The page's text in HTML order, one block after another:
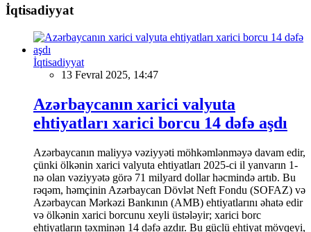
İqtisadiyyat
İqtisadiyyat
13 Fevral 2025, 14:47
Azərbaycanın xarici valyuta
ehtiyatları xarici borcu 14 dəfə aşdı
Azərbaycanın maliyyə vəziyyəti möhkəmlənməyə davam edir,
çünki ölkənin xarici valyuta ehtiyatları 2025-ci il yanvarın 1-
nə olan vəziyyətə görə 71 milyard dollar həcmində artıb. Bu
rəqəm, həmçinin Azərbaycan Dövlət Neft Fondu (SOFAZ) və
Azərbaycan Mərkəzi Bankının (AMB) ehtiyatlarını əhatə edir
və ölkənin xarici borcunu xeyli üstələyir; xarici borc
ehtiyatların təxminən 14 dəfə azdır. Bu güclü ehtiyat mövqeyi,